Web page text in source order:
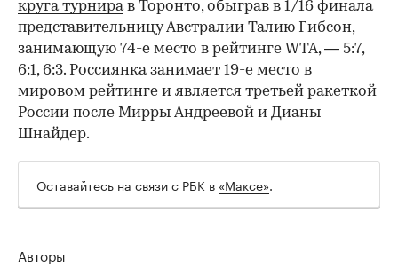
круга турнирав Торонто, обыграв в 1/16 финала
представительницу Австралии Талию Гибсон,
занимающую 74-е место в рейтинге WTA, — 5:7,
6:1, 6:3. Россиянка занимает 19-е место в
мировом рейтинге и является третьей ракеткой
России после Мирры Андреевой и Дианы
Шнайдер.
Оставайтесь на связи с РБК в «Максе».
Авторы